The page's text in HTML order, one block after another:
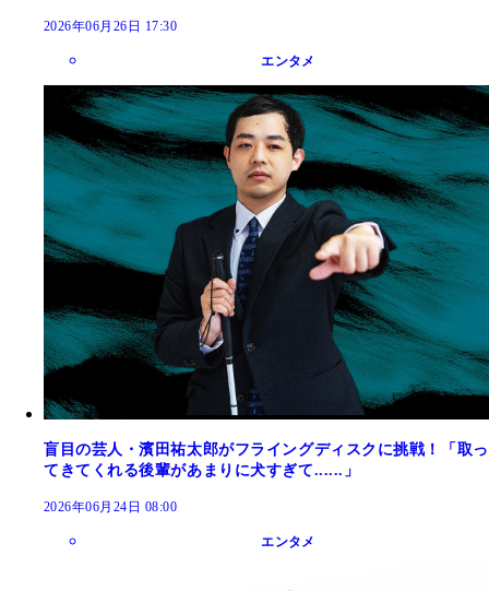
2026年06月26日 17:30
エンタメ
盲目の芸人・濱田祐太郎がフライングディスクに挑戦！「取っ
てきてくれる後輩があまりに犬すぎて......」
2026年06月24日 08:00
エンタメ